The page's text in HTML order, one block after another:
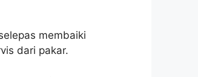
membaiki
dari pakar.